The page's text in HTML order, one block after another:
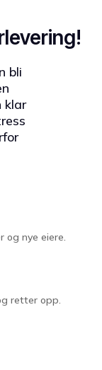
bli
klar
og nye eiere.
retter opp.